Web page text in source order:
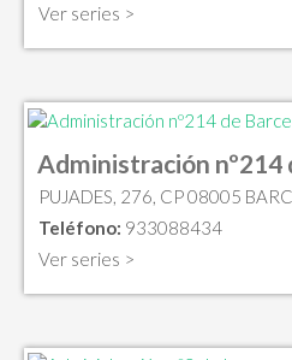
Ver series >
Administración nº214
PUJADES, 276, CP 08005
Teléfono: 933088434
Ver series >